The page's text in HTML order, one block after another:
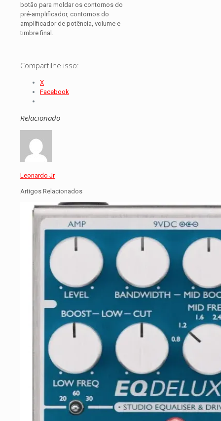
botão para moldar os contornos do
pré-amplificador, contornos do
amplificador de potência, volume e
timbre final.
Compartilhe isso:
X
Facebook
Relacionado
Leonardo Jr
Artigos Relacionados